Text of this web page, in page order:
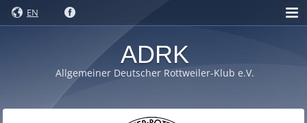
EN
ADRK
Allgemeiner Deutscher Rottweiler-Klub e.V.